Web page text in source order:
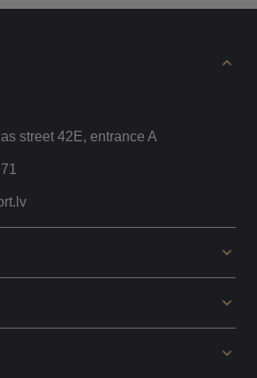
street 42E, entrance A